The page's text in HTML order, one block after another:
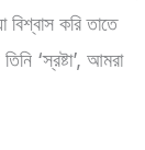
করি তাতে
‘স্রষ্টা’, আমরা